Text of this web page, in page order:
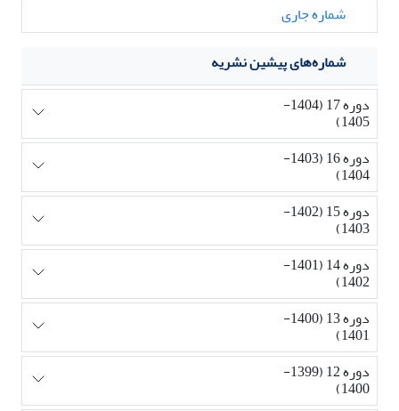
شماره جاری
شماره‌های پیشین نشریه
دوره 17 (1404-
1405)
دوره 16 (1403-
1404)
دوره 15 (1402-
1403)
دوره 14 (1401-
1402)
دوره 13 (1400-
1401)
دوره 12 (1399-
1400)